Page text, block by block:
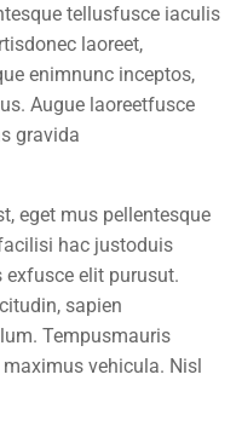
tellusfusce iaculis
laoreet,
enimnunc inceptos,
Augue laoreetfusce
gravida
eget mus pellentesque
hac justoduis
elit purusut.
sapien
Tempusmauris
vehicula. Nisl